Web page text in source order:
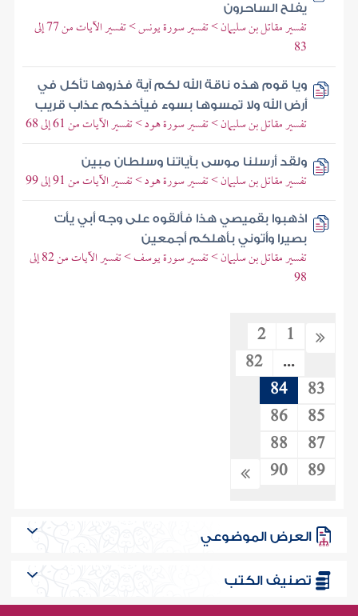
يفلح الساحرون
تفسير مقاتل بن سليمان > تفسير سورة يونس > تفسير الآيات من 77 إلى
83
ويا قوم هذه ناقة الله لكم آية فذروها تأكل في
أرض الله ولا تمسوها بسوء فيأخذكم عذاب قريب
تفسير مقاتل بن سليمان > تفسير سورة هود > تفسير الآيات من 61 إلى 68
ولقد أرسلنا موسى بآياتنا وسلطان مبين
تفسير مقاتل بن سليمان > تفسير سورة هود > تفسير الآيات من 91 إلى 99
اذهبوا بقميصي هذا فألقوه على وجه أبي يأت
بصيرا وأتوني بأهلكم أجمعين
تفسير مقاتل بن سليمان > تفسير سورة يوسف > تفسير الآيات من 82 إلى
98
1
2
...
82
83
84
85
86
87
88
89
90
العرض الموضوعي
تصنيف الكتب